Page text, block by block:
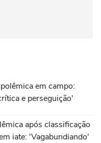
em campo:
e perseguição'
após classificação
iate: 'Vagabundiando'